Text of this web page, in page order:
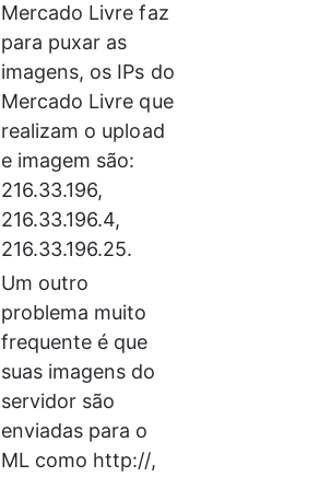
Mercado Livre faz
para puxar as
imagens, os IPs do
Mercado Livre que
realizam o upload
e imagem são:
216.33.196,
216.33.196.4,
216.33.196.25.
Um outro
problema muito
frequente é que
suas imagens do
servidor são
enviadas para o
ML como http://,